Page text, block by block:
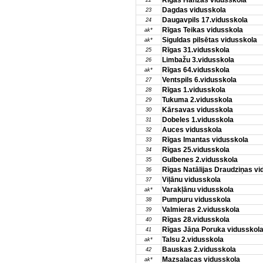
23 Dagdas vidusskola
24 Daugavpils 17.vidusskola
ak* Rīgas Teikas vidusskola
ak* Siguldas pilsētas vidusskola
25 Rīgas 31.vidusskola
26 Limbažu 3.vidusskola
ak* Rīgas 64.vidusskola
27 Ventspils 6.vidusskola
28 Rīgas 1.vidusskola
29 Tukuma 2.vidusskola
30 Kārsavas vidusskola
31 Dobeles 1.vidusskola
32 Auces vidusskola
33 Rīgas Imantas vidusskola
34 Rīgas 25.vidusskola
35 Gulbenes 2.vidusskola
36 Rīgas Natālijas Draudziņas
37 Viļānu vidusskola
ak* Varakļānu vidusskola
38 Pumpuru vidusskola
39 Valmieras 2.vidusskola
40 Rīgas 28.vidusskola
41 Rīgas Jāņa Poruka vidusskola
ak* Talsu 2.vidusskola
42 Bauskas 2.vidusskola
ak* Mazsalacas vidusskola